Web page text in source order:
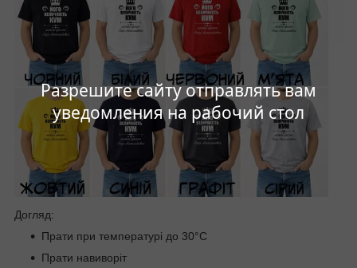
Разрешите сайту отправлять вам
уведомления на рабочий стол
Догляд:
Прати при температурі до 30°C
Прати навиворіт